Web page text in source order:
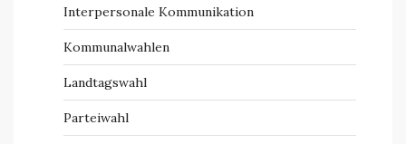
Interpersonale Kommunikation
Kommunalwahlen
Landtagswahl
Parteiwahl